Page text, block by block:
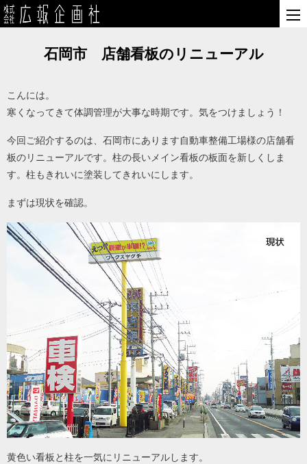
石岡市 店舗看板のリニューアル
こんには。
寒くなってきて体調管理が大事な時期です。気をつけましょう！
今回ご紹介するのは、石岡市にあります自動車整備工場様の店舗看
板のリニューアルです。柱の長いメイン看板の板面を新しくしま
す。柱もきれいに塗装してきれいにします。
まずは現状を確認。
黄色い看板と柱を一気にリニューアルします。